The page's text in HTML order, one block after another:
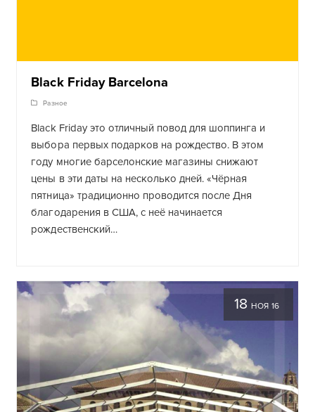
Black Friday Barcelona
Разное
Black Friday это отличный повод для шоппинга и
выбора первых подарков на рождество. В этом
году многие барселонские магазины снижают
цены в эти даты на несколько дней. «Чёрная
пятница» традиционно проводится после Дня
благодарения в США, с неё начинается
рождественский…
18 НОЯ 16